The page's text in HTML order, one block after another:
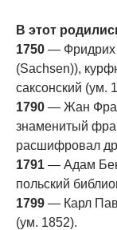
В этот
1750 — Фридрих
(Sachsen)),
саксонский (ум.
1790 — Жан
знаменитый
расшифровал
1791 — Адам
польский
1799 — Карл
(ум. 1852).